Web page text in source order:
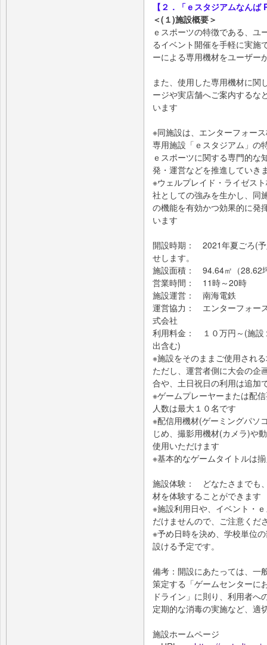
【２．「ｅスタジアムなん
＜(１)施設概要＞
ｅスポーツの特徴である、ユ
るイベント開催を手軽に実施
ーによる専用機材をユーザー
また、使用した専用機材に関
ージや実店舗へご案内するな
います
※同施設は、エンターフォー
専用施設「ｅスタジアム」の
ｅスポーツに関する専門的な
発・運営などを推進していき
※ウェルプレイド・ライゼス
社としての強みを生かし、同
の機能を有効かつ効果的に発
います
開設時期： 2021年夏ごろ(
せします。
施設面積： 94.64㎡（28.62
営業時間： 11時～20時
施設運営： 南海電鉄
運営協力： エンターフォー
式会社
利用料金： １０万円～(施設
出含む)
※施設をそのままご使用され
ただし、運営者側に大会の企
合や、土日祝日の利用は追加
※ゲームプレーヤーまたは配
人数は最大１０名です
※配信用機材(ゲーミングパソ
じめ、撮影用機材(カメラ)や
使用いただけます
※基本的なゲームタイトルは
施設体験： どなたさまでも
材を体験することができます
※施設利用日や、イベント・
だけませんので、ご注意くだ
※予め日時を決め、学校単位
設ける予定です。
備考：開設にあたっては、一
策定する「ゲームセンターに
ドライン」に則り、利用者
定期的な消毒の実施など、適
施設ホームページ